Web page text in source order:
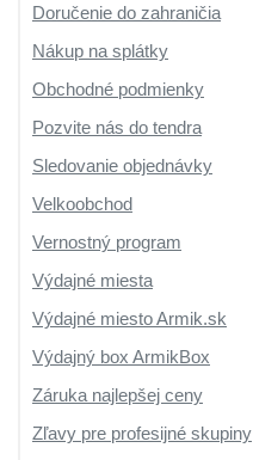
Doručenie do zahraničia
Nákup na splátky
Obchodné podmienky
Pozvite nás do tendra
Sledovanie objednávky
Velkoobchod
Vernostný program
Výdajné miesta
Výdajné miesto Armik.sk
Výdajný box ArmikBox
Záruka najlepšej ceny
Zľavy pre profesijné skupiny